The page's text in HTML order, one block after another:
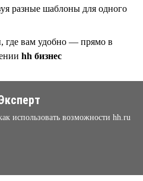
разные шаблоны для одного
где вам удобно — прямо в
hh бизнес
использовать возможности hh.ru